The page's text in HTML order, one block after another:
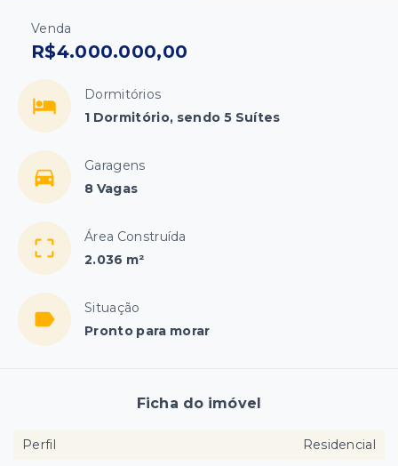
Venda
R$4.000.000,00
Dormitórios
1 Dormitório, sendo 5 Suítes
Garagens
8 Vagas
Área Construída
2.036 m²
Situação
Pronto para morar
Ficha do imóvel
Perfil
Residencial